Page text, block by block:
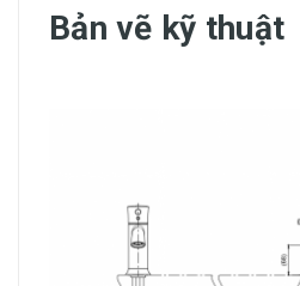
Bản vẽ kỹ thuật